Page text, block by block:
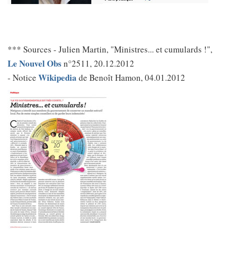
*** Sources - Julien Martin, "Ministres... et cumulards !",
Le Nouvel Obs n°2511, 20.12.2012
- Notice Wikipedia de Benoît Hamon, 04.01.2012